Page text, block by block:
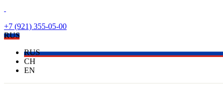
+7 (921) 355-05-00
RUS
RUS
CH
EN